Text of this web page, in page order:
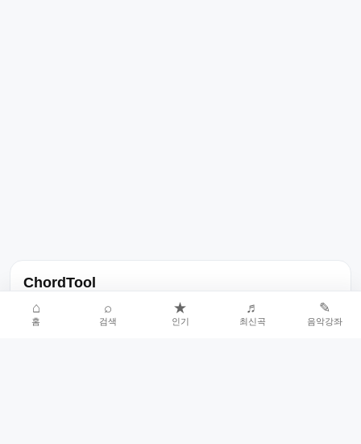
ChordTool
노래 가사, 곡 정보, 코드, 악보를 한곳에서 찾을 수 있는 음악 정보
서비스입니다.
⌂
홈
⌕
검색
★
인기
♬
최신곡
✎
음악강좌